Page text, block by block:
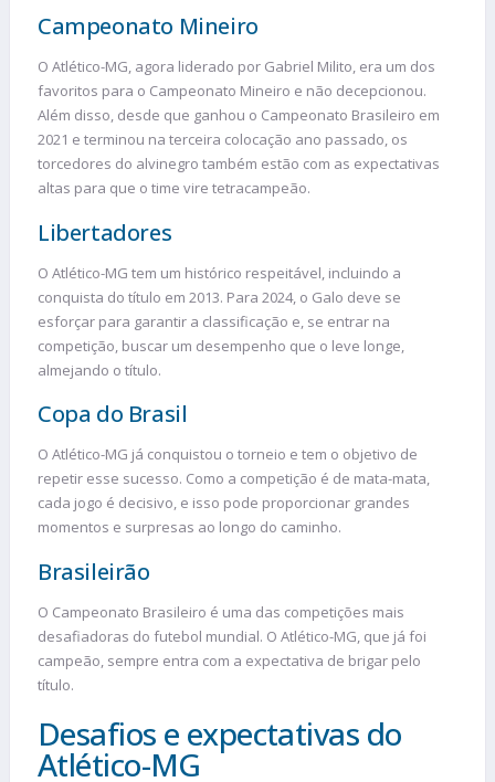
Campeonato Mineiro
O Atlético-MG, agora liderado por Gabriel Milito, era um dos
favoritos para o Campeonato Mineiro e não decepcionou.
Além disso, desde que ganhou o Campeonato Brasileiro em
2021 e terminou na terceira colocação ano passado, os
torcedores do alvinegro também estão com as expectativas
altas para que o time vire tetracampeão.
Libertadores
O Atlético-MG tem um histórico respeitável, incluindo a
conquista do título em 2013. Para 2024, o Galo deve se
esforçar para garantir a classificação e, se entrar na
competição, buscar um desempenho que o leve longe,
almejando o título.
Copa do Brasil
O Atlético-MG já conquistou o torneio e tem o objetivo de
repetir esse sucesso. Como a competição é de mata-mata,
cada jogo é decisivo, e isso pode proporcionar grandes
momentos e surpresas ao longo do caminho.
Brasileirão
O Campeonato Brasileiro é uma das competições mais
desafiadoras do futebol mundial. O Atlético-MG, que já foi
campeão, sempre entra com a expectativa de brigar pelo
título.
Desafios e expectativas do
Atlético-MG